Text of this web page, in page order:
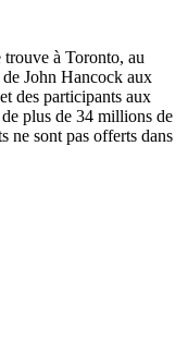
à Toronto, au
de John Hancock aux
des participants aux
plus de 34 millions de
ne sont pas offerts dans